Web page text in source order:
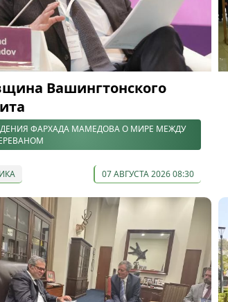
Вашингтонского
ФАРХАДА МАМЕДОВА О МИРЕ МЕЖДУ
07 АВГУСТА 2026 08:30